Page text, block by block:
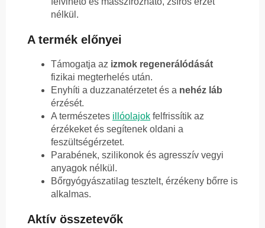
nélkül.
A termék előnyei
Támogatja az izmok regenerálódását
fizikai megterhelés után.
Enyhíti a duzzanatérzetet és a nehéz láb
érzését.
A természetes illóolajok felfrissítik az
érzékeket és segítenek oldani a
feszültségérzetet.
Parabének, szilikonok és agresszív vegyi
anyagok nélkül.
Bőrgyógyászatilag tesztelt, érzékeny bőrre is
alkalmas.
Aktív összetevők